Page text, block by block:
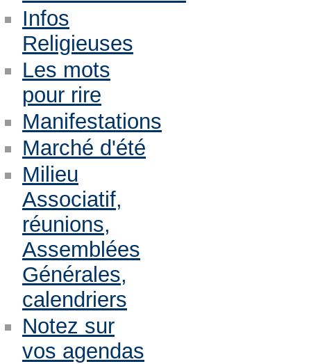
Infos
Religieuses
Les mots
pour rire
Manifestations
Marché d'été
Milieu
Associatif,
réunions,
Assemblées
Générales,
calendriers
Notez sur
vos agendas